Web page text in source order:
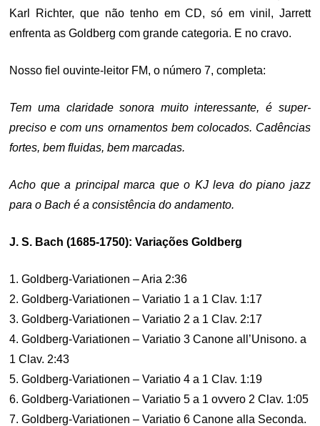
Karl Richter, que não tenho em CD, só em vinil, Jarrett
enfrenta as Goldberg com grande categoria. E no cravo.
Nosso fiel ouvinte-leitor FM, o número 7, completa:
Tem uma claridade sonora muito interessante, é super-
preciso e com uns ornamentos bem colocados. Cadências
fortes, bem fluidas, bem marcadas.
Acho que a principal marca que o KJ leva do piano jazz
para o Bach é a consistência do andamento.
J. S. Bach (1685-1750): Variações Goldberg
1. Goldberg-Variationen – Aria 2:36
2. Goldberg-Variationen – Variatio 1 a 1 Clav. 1:17
3. Goldberg-Variationen – Variatio 2 a 1 Clav. 2:17
4. Goldberg-Variationen – Variatio 3 Canone all’Unisono. a
1 Clav. 2:43
5. Goldberg-Variationen – Variatio 4 a 1 Clav. 1:19
6. Goldberg-Variationen – Variatio 5 a 1 ovvero 2 Clav. 1:05
7. Goldberg-Variationen – Variatio 6 Canone alla Seconda.